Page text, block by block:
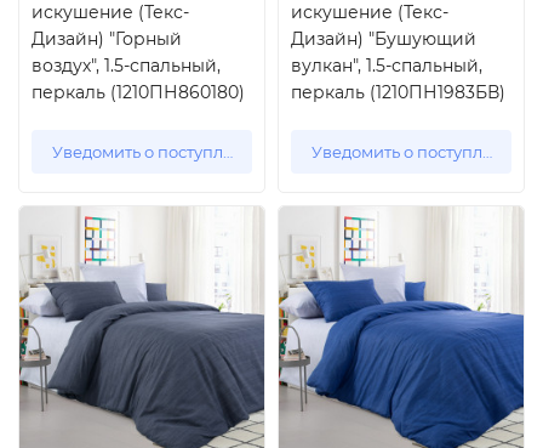
искушение (Текс-
Дизайн) "Горный
воздух", 1.5-спальный,
перкаль (1210ПН860180)
Уведомить о поступлении
искушение (Текс-
Дизайн) "Бушующий
вулкан", 1.5-спальный,
перкаль (1210ПН1983БВ)
Уведомить о поступлении